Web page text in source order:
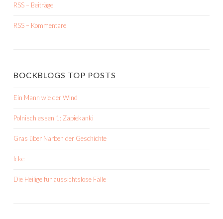
RSS – Beiträge
RSS – Kommentare
BOCKBLOGS TOP POSTS
Ein Mann wie der Wind
Polnisch essen 1: Zapiekanki
Gras über Narben der Geschichte
Icke
Die Heilige für aussichtslose Fälle